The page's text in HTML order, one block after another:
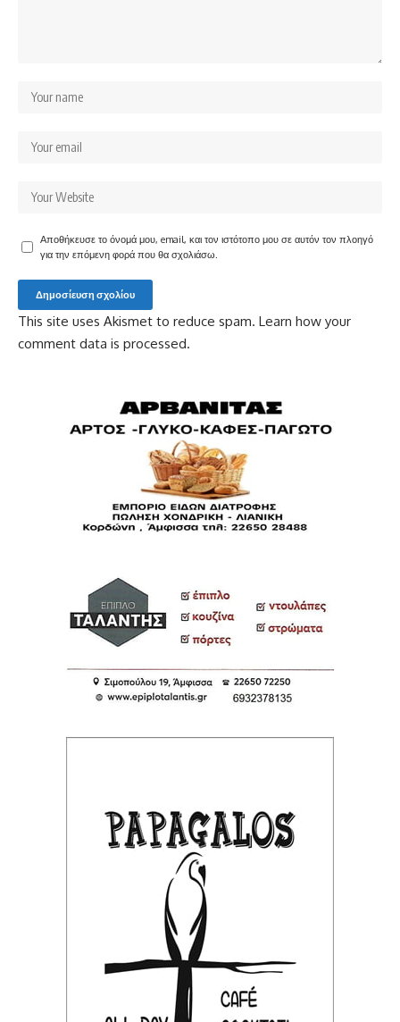
Αποθήκευσε το όνομά μου, email, και τον ιστότοπο μου σε αυτόν τον πλοηγό
για την επόμενη φορά που θα σχολιάσω.
This site uses Akismet to reduce spam. Learn how your
comment data is processed.